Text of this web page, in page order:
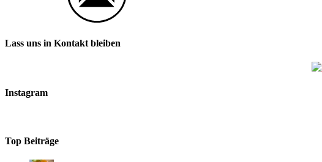
Lass uns in Kontakt bleiben
Instagram
Top Beiträge